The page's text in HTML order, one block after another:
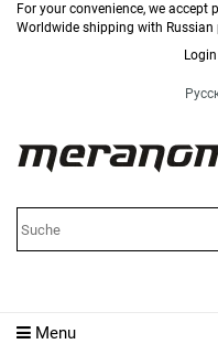
For your convenience, we accept
Worldwide shipping with Russian
Menu